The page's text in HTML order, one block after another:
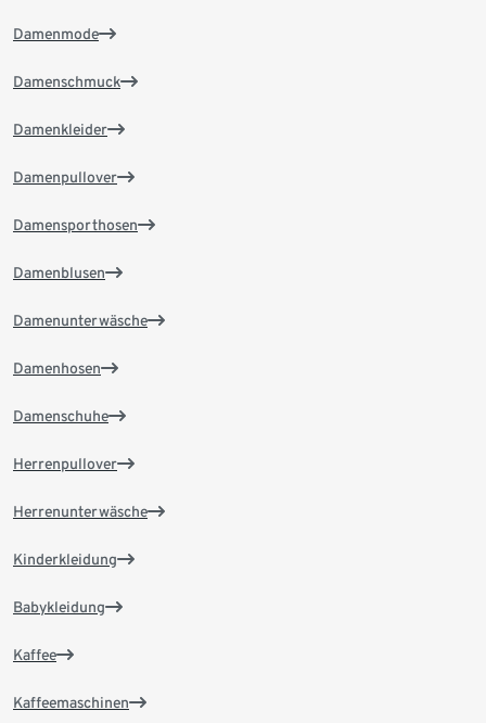
Damenmode
Damenschmuck
Damenkleider
Damenpullover
Damensporthosen
Damenblusen
Damenunterwäsche
Damenhosen
Damenschuhe
Herrenpullover
Herrenunterwäsche
Kinderkleidung
Babykleidung
Kaffee
Kaffeemaschinen